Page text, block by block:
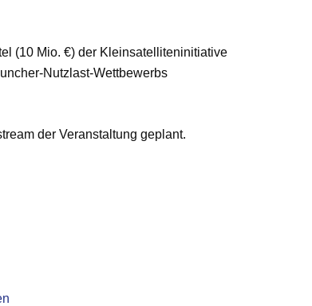
(10 Mio. €) der Kleinsatelliteninitiative
Nutzlast-Wettbewerbs
der Veranstaltung geplant.